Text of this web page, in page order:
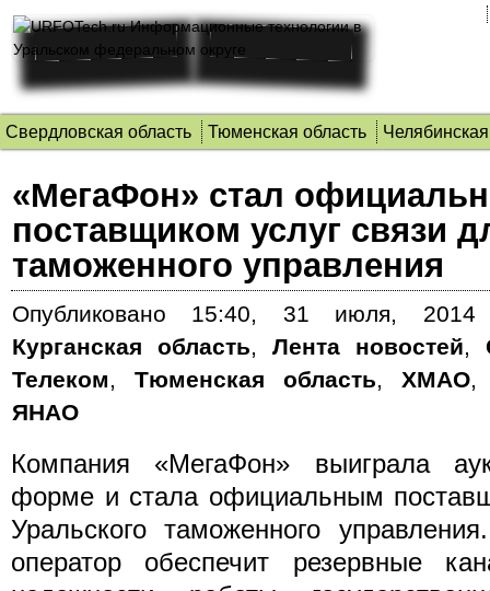
Свердловская область Тюменская область
«МегаФон» стал
поставщиком услуг связи
таможенного управления
Опубликовано
15:40, 31 июля, 2014
Курганская область, Лента новостей,
Телеком, Тюменская область, ХМАО
ЯНАО
Компания «МегаФон» выиграла
форме и стала официальным
Уральского таможенного
оператор обеспечит резервные